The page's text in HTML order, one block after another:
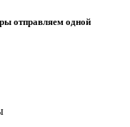
отправляем одной